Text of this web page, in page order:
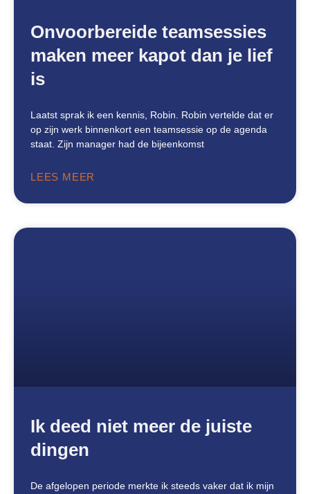
Onvoorbereide teamsessies
maken meer kapot dan je lief
is
Laatst sprak ik een kennis, Robin. Robin vertelde dat er
op zijn werk binnenkort een teamsessie op de agenda
staat. Zijn manager had de bijeenkomst
LEES MEER
Ik deed niet meer de juiste
dingen
De afgelopen periode merkte ik steeds vaker dat ik mijn